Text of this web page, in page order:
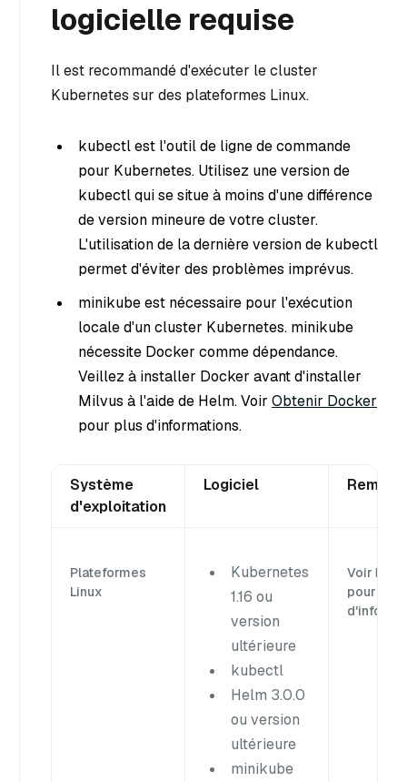
logicielle requise
Il est recommandé d'exécuter le cluster
Kubernetes sur des plateformes Linux.
kubectl est l'outil de ligne de commande
pour Kubernetes. Utilisez une version de
kubectl qui se situe à moins d'une différence
de version mineure de votre cluster.
L'utilisation de la dernière version de kubectl
permet d'éviter des problèmes imprévus.
minikube est nécessaire pour l'exécution
locale d'un cluster Kubernetes. minikube
nécessite Docker comme dépendance.
Veillez à installer Docker avant d'installer
Milvus à l'aide de Helm. Voir Obtenir Docker
pour plus d'informations.
Système
d'exploitation
Logiciel
Plateformes
Linux
Kubernetes
1.16 ou
version
ultérieure
kubectl
Helm 3.0.0
ou version
ultérieure
minikube
Voir
pour plus